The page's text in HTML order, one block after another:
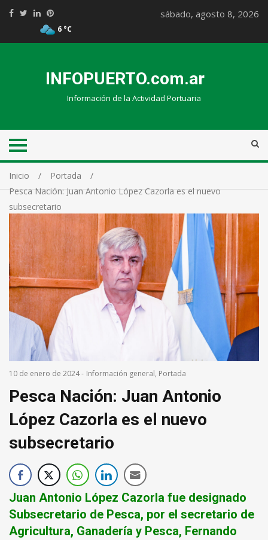
6 °C
sábado, agosto 8, 2026
INFOPUERTO.com.ar
Información de la Actividad Portuaria
Inicio
Portada
Pesca Nación: Juan Antonio López Cazorla es el nuevo
subsecretario
10 de enero de 2024- Información general, Portada
Pesca Nación: Juan Antonio
López Cazorla es el nuevo
subsecretario
Juan Antonio López Cazorla fue designado
Subsecretario de Pesca, por el secretario de
Agricultura, Ganadería y Pesca, Fernando